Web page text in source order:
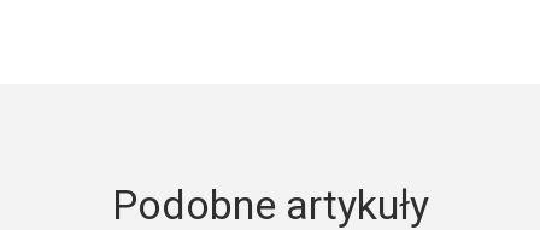
Podobne artykuły